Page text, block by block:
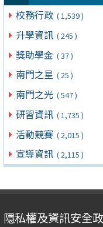
校務行政 ( 1,539 )
升學資訊 ( 245 )
獎助學金 ( 37 )
南門之星 ( 25 )
南門之光 ( 547 )
研習資訊 ( 1,735 )
活動競賽 ( 2,015 )
宣導資訊 ( 2,115 )
隱私權及資訊安全